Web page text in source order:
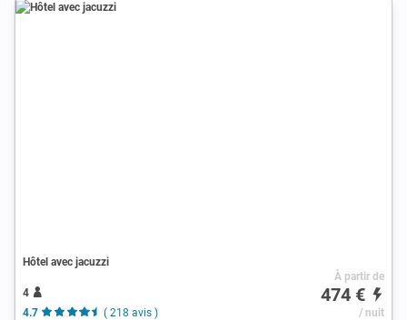
Hôtel avec jacuzzi
4
4.7
( 218 avis )
À partir de
474 €
/ nuit